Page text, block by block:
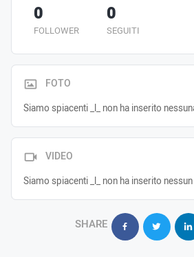
FOLLOWER
0
SEGUITI
0
FOTO
Siamo spiacenti _l_ non ha inserito
VIDEO
Siamo spiacenti _l_ non ha inserito
SHARE